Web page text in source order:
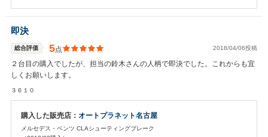
即決
総合評価 5点 2018/04/06投稿
２台目の購入でしたが、担当の鈴木さんの人柄で即決でした。これからも宜
しくお願いします。
３６１０
購入した販売店： オートプラネット名古屋
メルセデス・ベンツ CLAシューティングブレーク